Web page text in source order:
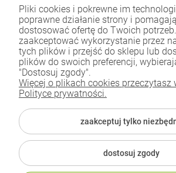
sklep@adecoshop.pl
Moje konto
Informacje
Dane kontaktowe
Koniecznie sprawdź
ADECO. Polski producent chemii
Pliki cookies i pokrewne im
poprawne działanie strony i
dostosować ofertę do Twoich
zaakceptować wykorzystanie przez
tych plików i przejść do sklepu lub
plików do swoich preferencji,
"Dostosuj zgody".
Więcej o plikach cookies przeczytasz
Polityce prywatności.
zaakceptuj tylko
dostosuj zgody